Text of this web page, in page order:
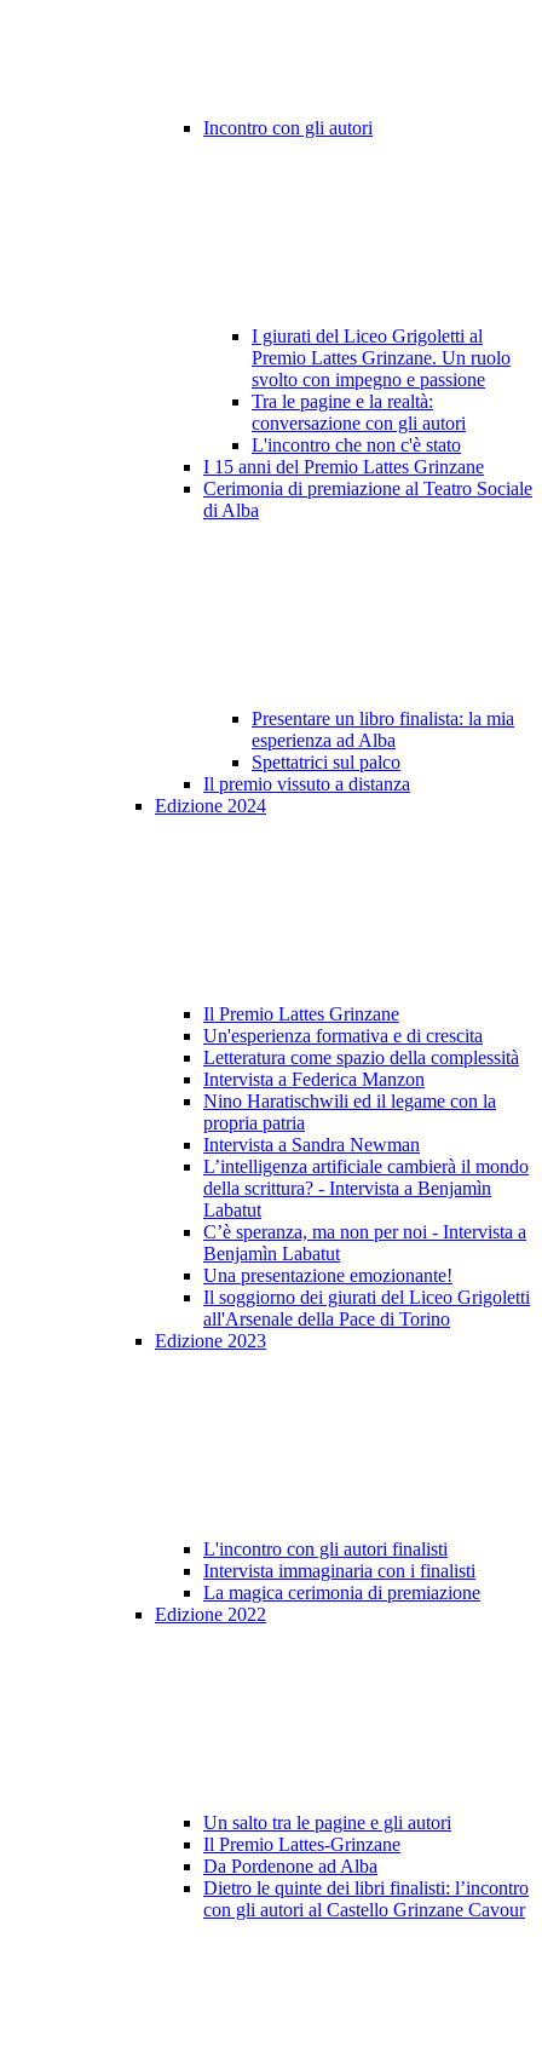
Incontro con gli autori
I giurati del Liceo Grigoletti al
Premio Lattes Grinzane. Un ruolo
svolto con impegno e passione
Tra le pagine e la realtà:
conversazione con gli autori
L'incontro che non c'è stato
I 15 anni del Premio Lattes Grinzane
Cerimonia di premiazione al Teatro Sociale
di Alba
Presentare un libro finalista: la mia
esperienza ad Alba
Spettatrici sul palco
Il premio vissuto a distanza
Edizione 2024
Il Premio Lattes Grinzane
Un'esperienza formativa e di crescita
Letteratura come spazio della complessità
Intervista a Federica Manzon
Nino Haratischwili ed il legame con la
propria patria
Intervista a Sandra Newman
L’intelligenza artificiale cambierà il mondo
della scrittura? - Intervista a Benjamìn
Labatut
C’è speranza, ma non per noi - Intervista a
Benjamìn Labatut
Una presentazione emozionante!
Il soggiorno dei giurati del Liceo Grigoletti
all'Arsenale della Pace di Torino
Edizione 2023
L'incontro con gli autori finalisti
Intervista immaginaria con i finalisti
La magica cerimonia di premiazione
Edizione 2022
Un salto tra le pagine e gli autori
Il Premio Lattes-Grinzane
Da Pordenone ad Alba
Dietro le quinte dei libri finalisti: l’incontro
con gli autori al Castello Grinzane Cavour